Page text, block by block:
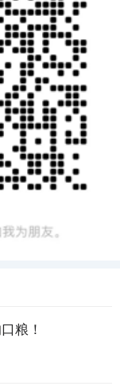
粮！